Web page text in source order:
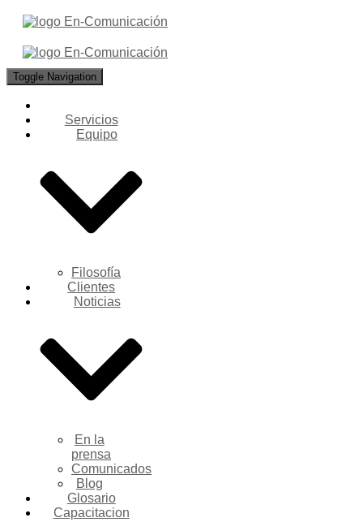
Toggle Navigation
Servicios
Equipo
Filosofía
Clientes
Noticias
En la
prensa
Comunicados
Blog
Glosario
Capacitacion